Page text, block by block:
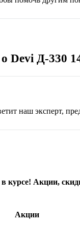
Devi Д-330
наш эксперт,
в курсе! Акции,
Акции